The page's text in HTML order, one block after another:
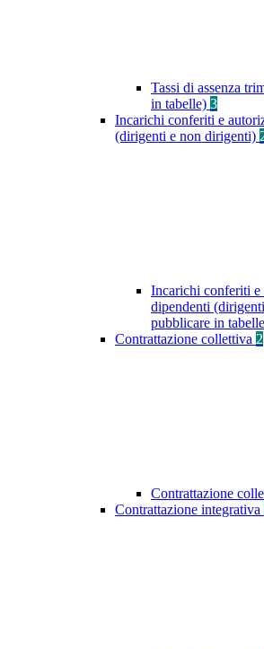
Tassi di assenza
in tabelle) 3
Incarichi conferiti e
(dirigenti e non dirigenti)
Incarichi conferiti e
dipendenti
pubblicare in
Contrattazione collettiva 2
Contrattazione
Contrattazione integrativa